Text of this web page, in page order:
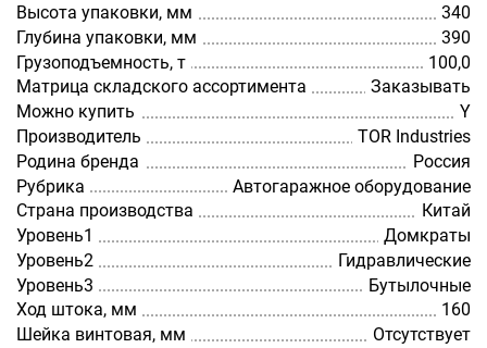
Высота упаковки, мм
340
Глубина упаковки, мм
390
Грузоподъемность, т
100,0
Матрица складского ассортимента
Заказывать
Можно купить
Y
Производитель
TOR Industries
Родина бренда
Россия
Рубрика
Автогаражное оборудование
Страна производства
Китай
Уровень1
Домкраты
Уровень2
Гидравлические
Уровень3
Бутылочные
Ход штока, мм
160
Шейка винтовая, мм
Отсутствует